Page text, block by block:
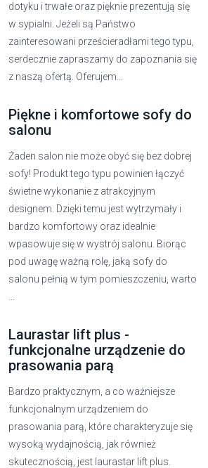
dotyku i trwałe oraz pięknie prezentują się
w sypialni. Jeżeli są Państwo
zainteresowani prześcieradłami tego typu,
serdecznie zapraszamy do zapoznania się
z naszą ofertą. Oferujem...
Piękne i komfortowe sofy do
salonu
Żaden salon nie może obyć się bez dobrej
sofy! Produkt tego typu powinien łączyć
świetne wykonanie z atrakcyjnym
designem. Dzięki temu jest wytrzymały i
bardzo komfortowy oraz idealnie
wpasowuje się w wystrój salonu. Biorąc
pod uwagę ważną rolę, jaką sofy do
salonu pełnią w tym pomieszczeniu, warto
Laurastar lift plus -
funkcjonalne urządzenie do
prasowania parą
Bardzo praktycznym, a co ważniejsze
funkcjonalnym urządzeniem do
prasowania parą, które charakteryzuje się
wysoką wydajnością, jak również
skutecznością, jest laurastar lift plus.